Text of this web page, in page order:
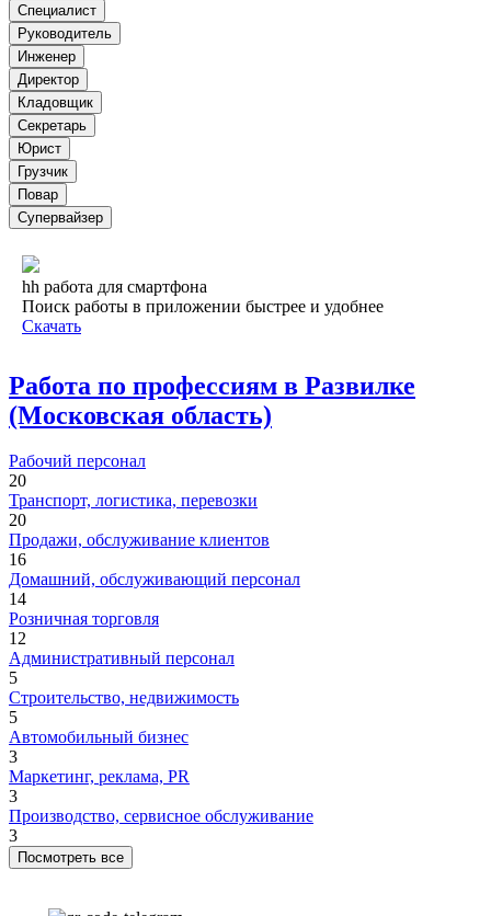
Специалист
Руководитель
Инженер
Директор
Кладовщик
Секретарь
Юрист
Грузчик
Повар
Супервайзер
hh работа для смартфона
Поиск работы в приложении быстрее и удобнее
Скачать
Работа по профессиям в Развилке
(Московская область)
Рабочий персонал
20
Транспорт, логистика, перевозки
20
Продажи, обслуживание клиентов
16
Домашний, обслуживающий персонал
14
Розничная торговля
12
Административный персонал
5
Строительство, недвижимость
5
Автомобильный бизнес
3
Маркетинг, реклама, PR
3
Производство, сервисное обслуживание
3
Посмотреть все